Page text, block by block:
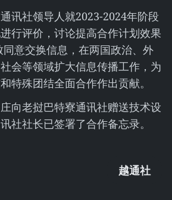
讯社领导人就2023-2024年阶段
行评价，讨论提高合作计划效果
意交换信息，在两国政治、外
会等领域扩大信息传播工作，为
特殊团结全面合作作出贡献。
向老挝巴特寮通讯社赠送技术设
社社长已签署了合作备忘录。
越通社